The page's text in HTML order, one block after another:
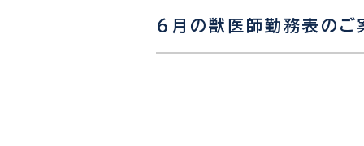
6月の獣医師勤務表のご